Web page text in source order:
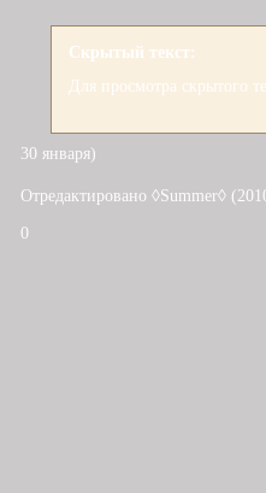
Скрытый текст:
Для просмотра скрытого
30 января)
Отредактировано ◊Summer◊
0